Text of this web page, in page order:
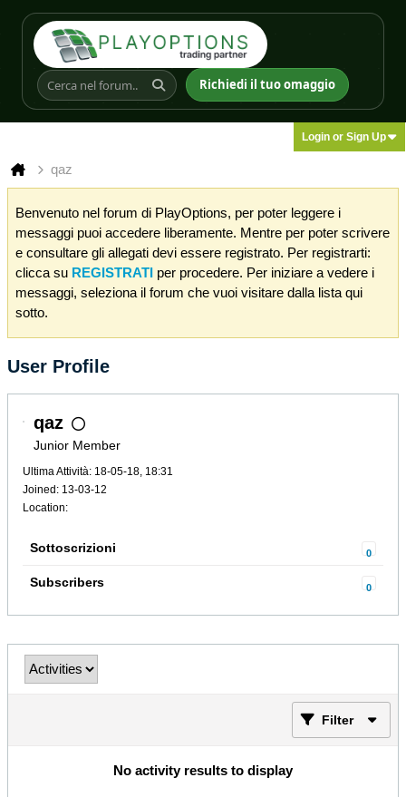
Richiedi il tuo omaggio
Login or Sign Up
qaz
Benvenuto nel forum di PlayOptions, per poter leggere i
messaggi puoi accedere liberamente. Mentre per poter scrivere
e consultare gli allegati devi essere registrato. Per registrarti:
clicca su REGISTRATI per procedere. Per iniziare a vedere i
messaggi, seleziona il forum che vuoi visitare dalla lista qui
sotto.
User Profile
qaz
Junior Member
Ultima Attività: 18-05-18, 18:31
Joined: 13-03-12
Location:
Sottoscrizioni 0
Subscribers 0
Filter
No activity results to display